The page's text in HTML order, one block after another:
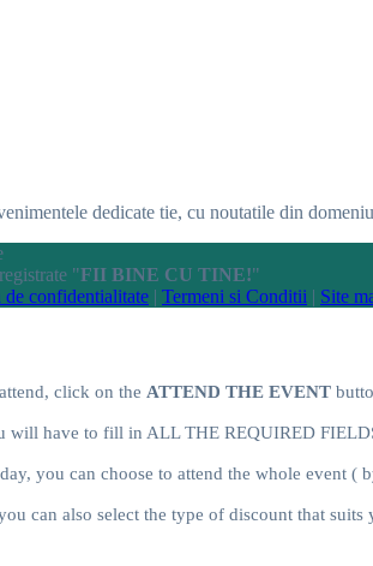
dedicate tie, cu noutatile din
"FII BINE CU TINE!"
de confidentialitate | Termeni si Conditii | Site
click on the ATTEND THE EVENT
will have to fill in ALL THE REQUIRED
you can choose to attend the whole event
can also select the type of discount that